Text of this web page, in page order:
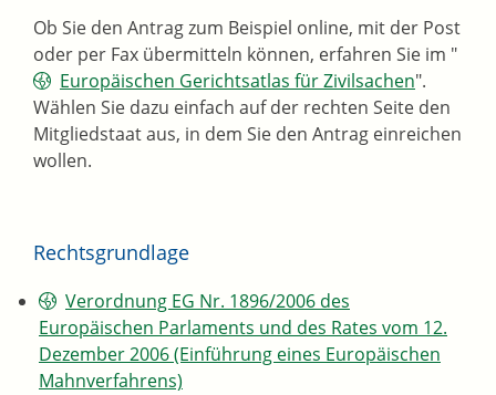
Ob Sie den Antrag zum Beispiel online, mit der Post
oder per Fax übermitteln können, erfahren Sie im "
Europäischen Gerichtsatlas für Zivilsachen".
Wählen Sie dazu einfach auf der rechten Seite den
Mitgliedstaat aus, in dem Sie den Antrag einreichen
wollen.
Rechtsgrundlage
Verordnung EG Nr. 1896/2006 des
Europäischen Parlaments und des Rates vom 12.
Dezember 2006 (Einführung eines Europäischen
Mahnverfahrens)